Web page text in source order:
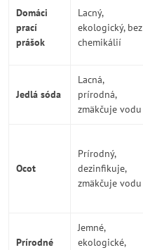
Domáci
prací
prášok
Lacný,
ekologický, bez
chemikálií
Jedlá sóda
Lacná,
prírodná,
zmäkčuje vodu
Ocot
Prírodný,
dezinfikuje,
zmäkčuje vodu
Prírodné
Jemné,
ekologické,